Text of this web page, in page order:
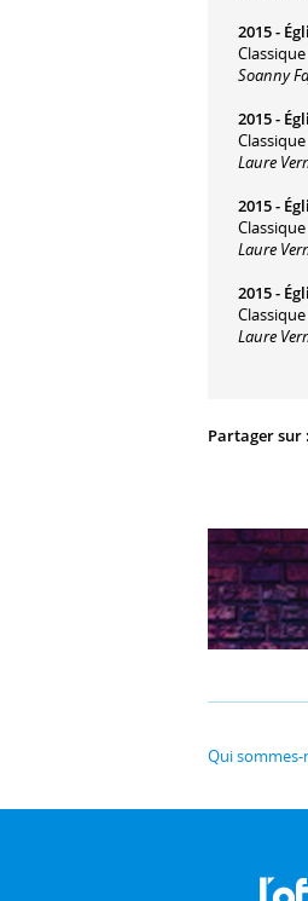
2015 -
Soanny
2015 -
Laure
2015 -
Laure
2015 -
Laure
Partager sur :
Qui sommes-